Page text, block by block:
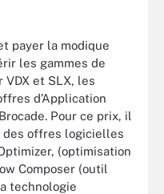
payer la modique
les gammes de
et SLX, les
d’Application
Pour ce prix, il
des offres logicielles
, (optimisation
Composer (outil
technologie